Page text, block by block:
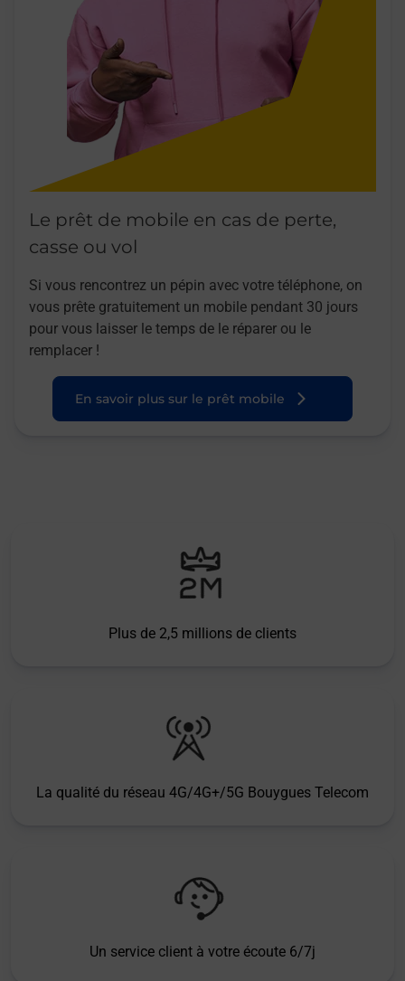
Le prêt de mobile en cas de perte,
casse ou vol
Si vous rencontrez un pépin avec votre téléphone, on
vous prête gratuitement un mobile pendant 30 jours
pour vous laisser le temps de le réparer ou le
remplacer !
En savoir plus sur le prêt mobile
Plus de 2,5 millions de clients
La qualité du réseau 4G/4G+/5G Bouygues Telecom
Un service client à votre écoute 6/7j